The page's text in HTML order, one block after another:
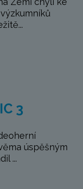
3
úspěšným
...